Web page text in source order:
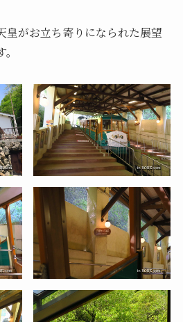
皇がお立ち寄りになられた展望